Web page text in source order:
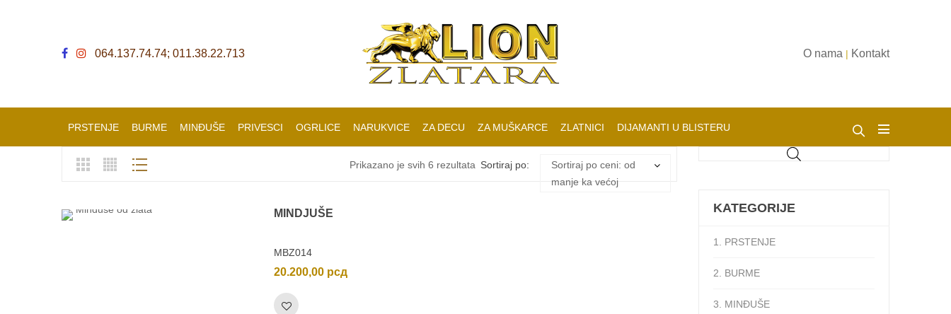
064.137.74.74; 011.38.22.713 O nama | Kontakt
PRSTENJE BURME MINĐUŠE PRIVESCI OGRLICE NARUKVICE ZA DECU ZA MUŠKARCE ZLATNICI DIJAMANTI U BLISTERU
Prikazano je svih 6 rezultata Sortirano
Sortiraj po:
Sortiraj po ceni: od
manje ka većoj
MINDJUŠE
MBZ014
20.200,00 рсд
KATEGORIJE
1. PRSTENJE
2. BURME
3. MINĐUŠE